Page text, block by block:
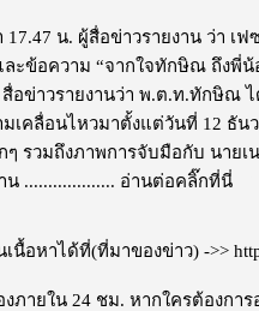
17.47 น. ผู้สื่อข่าวรายงาน ว่า
ะข้อความ “จากใจทักษิณ ถึงพี่น้
อข่าวรายงานว่า พ.ต.ท.ทักษิณ
มเคลื่อนไหวมาตั้งแต่วันที่ 12 ธั
ๆ รวมถึงภาพการจับมือกับ นาย
................... อ่านต่อคลิ๊กที่นี่
นื้อหาได้ที่(ที่มาของข่าว) ->>
งภายใน 24 ชม. หากใครต้องก